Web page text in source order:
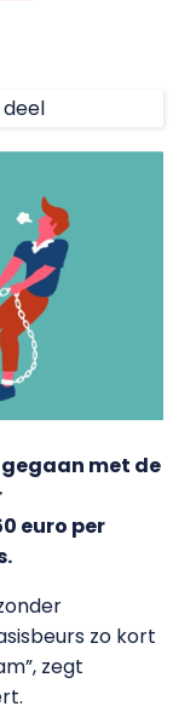
deel
met de
euro per
zo kort
zegt